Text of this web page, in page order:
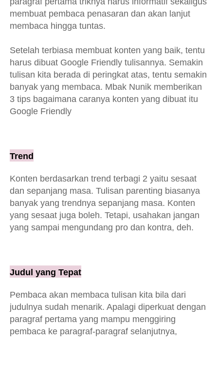
membuat pembaca penasaran dan akan lanjut
membaca hingga tuntas.
Setelah terbiasa membuat konten yang baik, tentu
harus dibuat Google Friendly tulisannya. Semakin
tulisan kita berada di peringkat atas, tentu semakin
banyak yang membaca. Mbak Nunik memberikan
3 tips bagaimana caranya konten yang dibuat itu
Google Friendly
Trend
Konten berdasarkan trend terbagi 2 yaitu sesaat
dan sepanjang masa. Tulisan parenting biasanya
banyak yang trendnya sepanjang masa. Konten
yang sesaat juga boleh. Tetapi, usahakan jangan
yang sampai mengundang pro dan kontra, deh.
Judul yang Tepat
Pembaca akan membaca tulisan kita bila dari
judulnya sudah menarik. Apalagi diperkuat dengan
paragraf pertama yang mampu menggiring
pembaca ke paragraf-paragraf selanjutnya,